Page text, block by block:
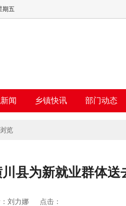
期五
闻 乡镇快讯 部门动态
览
县为新就业群体送
刘力娜 点击：